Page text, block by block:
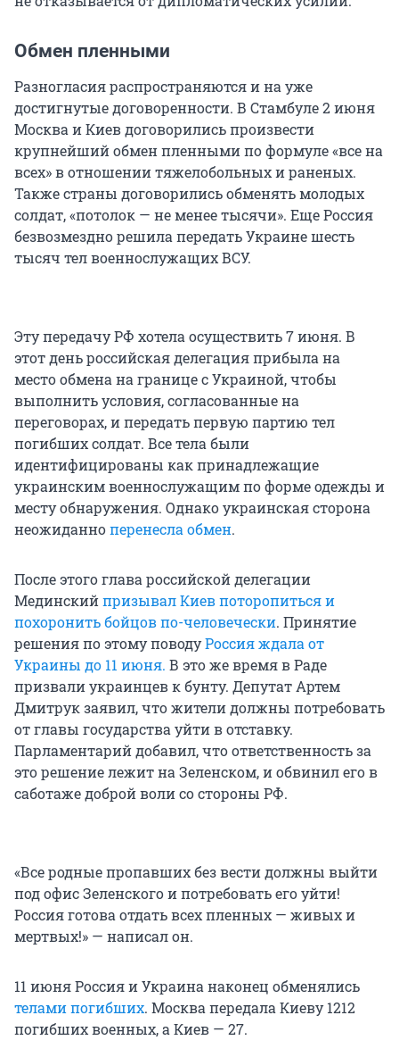
Обмен пленными
Разногласия распространяются и на уже
достигнутые договоренности. В Стамбуле 2 июня
Москва и Киев договорились произвести
крупнейший обмен пленными по формуле «все на
всех» в отношении тяжелобольных и раненых.
Также страны договорились обменять молодых
солдат, «потолок — не менее тысячи». Еще Россия
безвозмездно решила передать Украине шесть
тысяч тел военнослужащих ВСУ.
Эту передачу РФ хотела осуществить 7 июня. В
этот день российская делегация прибыла на
место обмена на границе с Украиной, чтобы
выполнить условия, согласованные на
переговорах, и передать первую партию тел
погибших солдат. Все тела были
идентифицированы как принадлежащие
украинским военнослужащим по форме одежды и
месту обнаружения. Однако украинская сторона
неожиданноперенесла обмен.
После этого глава российской делегации
Мединскийпризывал Киев поторопиться и
похоронить бойцов по-человечески. Принятие
решения по этому поводуРоссия ждала от
Украины до 11 июня. В это же время в Раде
призвали украинцев к бунту. Депутат Артем
Дмитрук заявил, что жители должны потребовать
от главы государства уйти в отставку.
Парламентарий добавил, что ответственность за
это решение лежит на Зеленском, и обвинил его в
саботаже доброй воли со стороны РФ.
«Все родные пропавших без вести должны выйти
под офис Зеленского и потребовать его уйти!
Россия готова отдать всех пленных — живых и
мертвых!» — написал он.
11 июня Россия и Украина наконец обменялись
телами погибших. Москва передала Киеву 1212
погибших военных, а Киев — 27.